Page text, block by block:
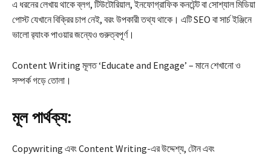
এ ধরনের লেখায় থাকে ব্লগ, টিউটোরিয়াল, ইনফোগ্রাফিক কনটেন্ট বা সোশ্যাল মিডিয়া
পোস্ট যেখানে বিক্রির চাপ নেই, বরং উপকারী তথ্য থাকে। এটি SEO বা সার্চ ইঞ্জিনে
ভালো র‍্যাংক পাওয়ার জন্যেও গুরুত্বপূর্ণ।
Content Writing মূলত ‘Educate and Engage’ – মানে শেখানো ও
সম্পর্ক গড়ে তোলা।
মূল পার্থক্য:
Copywriting এবং Content Writing-এর উদ্দেশ্য, টোন এবং